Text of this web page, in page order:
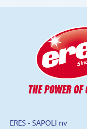
ERES - SAPOLI nv